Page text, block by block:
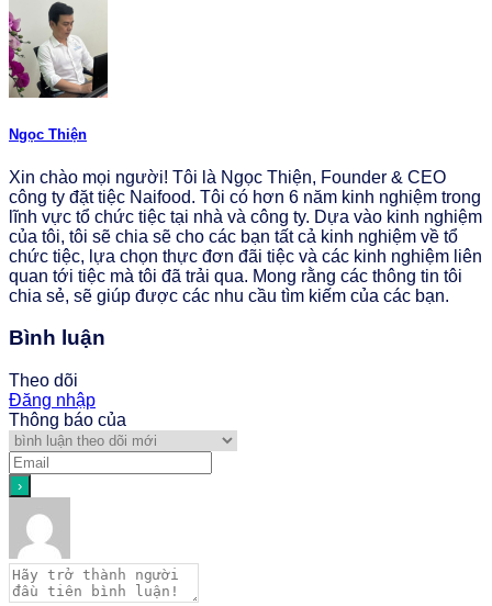
Ngọc Thiện
Xin chào mọi người! Tôi là Ngọc Thiện, Founder & CEO
công ty đặt tiệc Naifood. Tôi có hơn 6 năm kinh nghiệm trong
lĩnh vực tổ chức tiệc tại nhà và công ty. Dựa vào kinh nghiệm
của tôi, tôi sẽ chia sẽ cho các bạn tất cả kinh nghiệm về tổ
chức tiệc, lựa chọn thực đơn đãi tiệc và các kinh nghiệm liên
quan tới tiệc mà tôi đã trải qua. Mong rằng các thông tin tôi
chia sẻ, sẽ giúp được các nhu cầu tìm kiếm của các bạn.
Bình luận
Theo dõi
Đăng nhập
Thông báo của